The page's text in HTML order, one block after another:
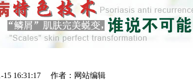
15 16:31:17 作者：网站编辑